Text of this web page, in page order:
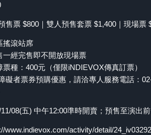
售票 $800｜雙人預售套票 $1,400｜現場票
搖滾站席
一經完售即不開放現場票
票種：400元（僅限iNDIEVOX傳真訂票）
礙者票券預購優惠，請洽專人服務電話：
11/08(五) 中午12:00準時開賣；預售至演出
www.indievox.com/activity/detail/